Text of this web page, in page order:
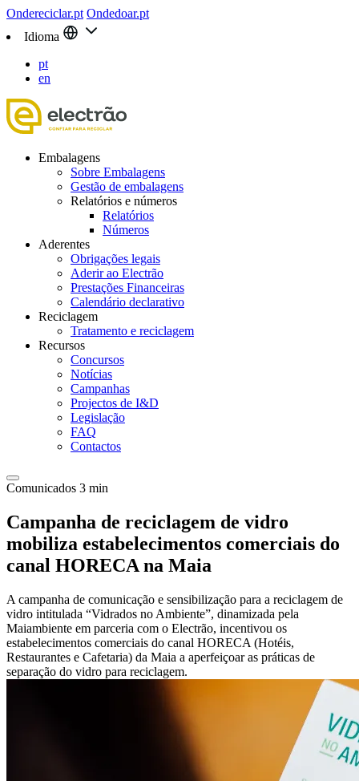
Ondereciclar.pt Ondedoar.pt
Idioma
pt
en
Embalagens
Sobre Embalagens
Gestão de embalagens
Relatórios e números
Relatórios
Números
Aderentes
Obrigações legais
Aderir ao Electrão
Prestações Financeiras
Calendário declarativo
Reciclagem
Tratamento e reciclagem
Recursos
Concursos
Notícias
Campanhas
Projectos de I&D
Legislação
FAQ
Contactos
Comunicados 3 min
Campanha de reciclagem de vidro
mobiliza estabelecimentos comerciais do
canal HORECA na Maia
A campanha de comunicação e sensibilização para a reciclagem de
vidro intitulada “Vidrados no Ambiente”, dinamizada pela
Maiambiente em parceria com o Electrão, incentivou os
estabelecimentos comerciais do canal HORECA (Hotéis,
Restaurantes e Cafetaria) da Maia a aperfeiçoar as práticas de
separação do vidro para reciclagem.